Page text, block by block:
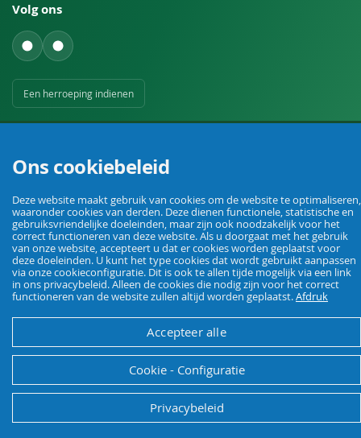
Volg ons
Een herroeping indienen
Uw vakhandel voor landbouw, veehouderij, huis, erf en tuin.
© Agrarking. Alle rechten voorbehouden.
Algemene voorwaardenPrivacybeleidHerroepingsrecht Colofon
Ons cookiebeleid
Deze website maakt gebruik van cookies om de website te optimaliseren,
waaronder cookies van derden. Deze dienen functionele, statistische en
gebruiksvriendelijke doeleinden, maar zijn ook noodzakelijk voor het
correct functioneren van deze website. Als u doorgaat met het gebruik
van onze website, accepteert u dat er cookies worden geplaatst voor
deze doeleinden. U kunt het type cookies dat wordt gebruikt aanpassen
via onze cookieconfiguratie. Dit is ook te allen tijde mogelijk via een link
in ons privacybeleid. Alleen de cookies die nodig zijn voor het correct
functioneren van de website zullen altijd worden geplaatst.Afdruk
Accepteer alle
Cookie - Configuratie
Privacybeleid